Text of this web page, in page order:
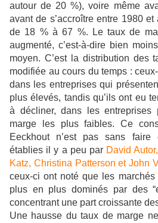
autour de 20 %), voire même
avant de s’accroître entre 1980 et
de 18 % à 67 %. Le taux de
augmenté, c’est-à-dire bien
moyen. C’est la distribution des
modifiée au cours du temps :
dans les entreprises qui
plus élevés, tandis qu’ils ont eu
à décliner, dans les entreprises
marge les plus faibles. Ce
Eeckhout n’est pas sans faire
établies il y a peu par David
Katz, Christina Patterson et John
ceux-ci ont noté que les
plus en plus dominés par des
concentrant une part croissante
Une hausse du taux de marge